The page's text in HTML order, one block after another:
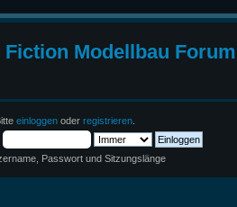
einloggen oderregistrieren
Passwort und Sitzungslänge